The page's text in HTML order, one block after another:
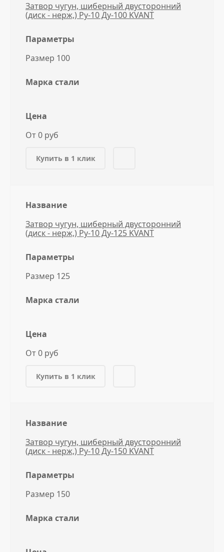
Затвор чугун, шиберный двусторонний
(диск - нерж,) Ру-10 Ду-100 KVANT
Параметры
Размер 100
Марка стали
Цена
От 0 руб
Купить в 1 клик
Название
Затвор чугун, шиберный двусторонний
(диск - нерж,) Ру-10 Ду-125 KVANT
Параметры
Размер 125
Марка стали
Цена
От 0 руб
Купить в 1 клик
Название
Затвор чугун, шиберный двусторонний
(диск - нерж,) Ру-10 Ду-150 KVANT
Параметры
Размер 150
Марка стали